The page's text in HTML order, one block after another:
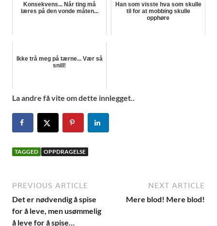
Konsekvens... Når ting må
læres på den vonde måten...
Han som visste hva som skulle
til for at mobbing skulle
opphøre
Ikke trå meg på tærne... Vær så
snill!
La andre få vite om dette innlegget..
TAGGED OPPDRAGELSE
PREVIOUS ARTICLE
Det er nødvendig å spise
for å leve, men usømmelig
å leve for å spise…
NEXT ARTICLE
Mere blod! Mere blod!